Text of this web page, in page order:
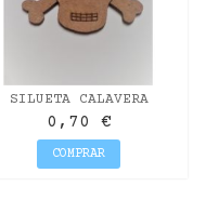
SILUETA CALAVERA
0,70 €
COMPRAR